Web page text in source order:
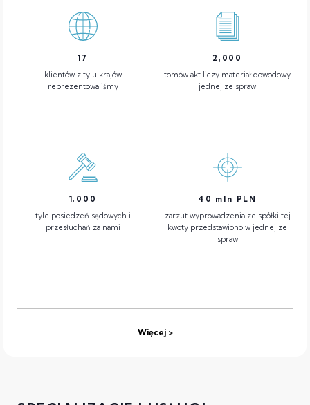
17
klientów z tylu krajów
reprezentowaliśmy
2,000
tomów akt liczy materiał dowodowy
jednej ze spraw
1,000
tyle posiedzeń sądowych i
przesłuchań za nami
40 mln PLN
zarzut wyprowadzenia ze spółki tej
kwoty przedstawiono w jednej ze
spraw
Więcej